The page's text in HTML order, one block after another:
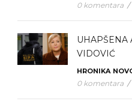
0 komentara /
UHAPŠENA
VIDOVIĆ
HRONIKA
0 komentara /